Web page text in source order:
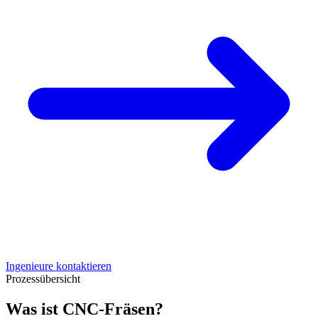
Ingenieure kontaktieren
Prozessübersicht
Was ist CNC-Fräsen?